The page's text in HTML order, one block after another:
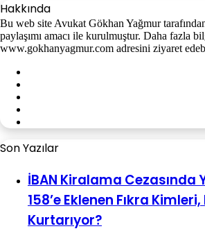
Hakkında
Bu web site Avukat Gökhan Yağmur
paylaşımı amacı ile kurulmuştur. Daha fazla
www.gokhanyagmur.com adresini ziyaret
Son Yazılar
İBAN Kiralama Cezasında
158’e Eklenen Fıkra Kimleri,
Kurtarıyor?